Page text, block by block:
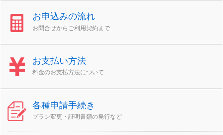
お申込みの流れ
お問合せからご利用契約まで
お支払い方法
料金のお支払方法について
各種申請手続き
プラン変更・証明書類の発行など